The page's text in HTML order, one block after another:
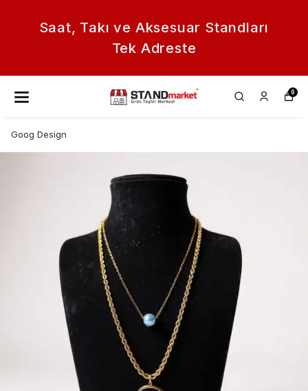
Saat, Takı ve Aksesuar Standları
Tek Adreste
0
Goog Design